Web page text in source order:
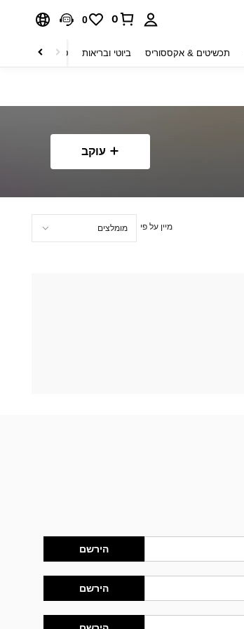
0
0
תכשיטים & אקססוריס ביוטי ובריאות טקסטיל לבית
עוקב
מיין על פי
הירשם
הירשם